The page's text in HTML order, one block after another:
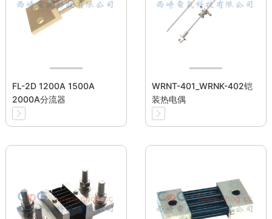
FL-2D 1200A 1500A
2000A分流器
WRNT-401_WRNK-402铠
装热电偶